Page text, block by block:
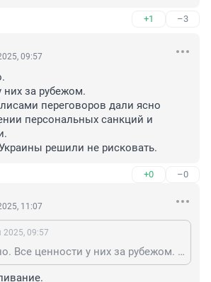
+1 –3
09:57
них за рубежом.
переговоров дали ясно
персональных санкций и
решили не рисковать.
+0 –0
11:07
2025, 09:57
Ну это понятно. Все ценности у них за рубежом. Вероятно за кулисами переговоров дали ясно понять о введении персональных санкций и преследовании. Руководители Украины решили не рисковать.